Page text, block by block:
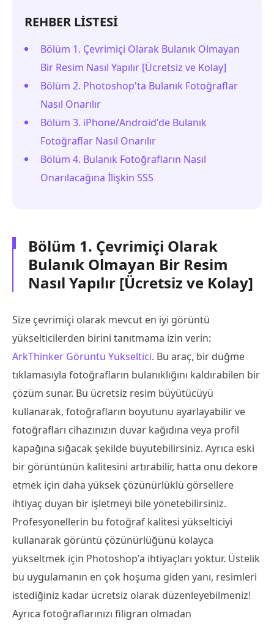
REHBER LİSTESİ
Bölüm 1. Çevrimiçi Olarak Bulanık Olmayan
Bir Resim Nasıl Yapılır [Ücretsiz ve Kolay]
Bölüm 2. Photoshop'ta Bulanık Fotoğraflar
Nasıl Onarılır
Bölüm 3. iPhone/Android'de Bulanık
Fotoğraflar Nasıl Onarılır
Bölüm 4. Bulanık Fotoğrafların Nasıl
Onarılacağına İlişkin SSS
Bölüm 1. Çevrimiçi Olarak
Bulanık Olmayan Bir Resim
Nasıl Yapılır [Ücretsiz ve Kolay]
Size çevrimiçi olarak mevcut en iyi görüntü
yükselticilerden birini tanıtmama izin verin:
ArkThinker Görüntü Yükseltici. Bu araç, bir düğme
tıklamasıyla fotoğrafların bulanıklığını kaldırabilen bir
çözüm sunar. Bu ücretsiz resim büyütücüyü
kullanarak, fotoğrafların boyutunu ayarlayabilir ve
fotoğrafları cihazınızın duvar kağıdına veya profil
kapağına sığacak şekilde büyütebilirsiniz. Ayrıca eski
bir görüntünün kalitesini artırabilir, hatta onu dekore
etmek için daha yüksek çözünürlüklü görsellere
ihtiyaç duyan bir işletmeyi bile yönetebilirsiniz.
Profesyonellerin bu fotoğraf kalitesi yükselticiyi
kullanarak görüntü çözünürlüğünü kolayca
yükseltmek için Photoshop'a ihtiyaçları yoktur. Üstelik
bu uygulamanın en çok hoşuma giden yanı, resimleri
istediğiniz kadar ücretsiz olarak düzenleyebilmeniz!
Ayrıca fotoğraflarınızı filigran olmadan